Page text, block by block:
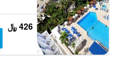
426 ﷼